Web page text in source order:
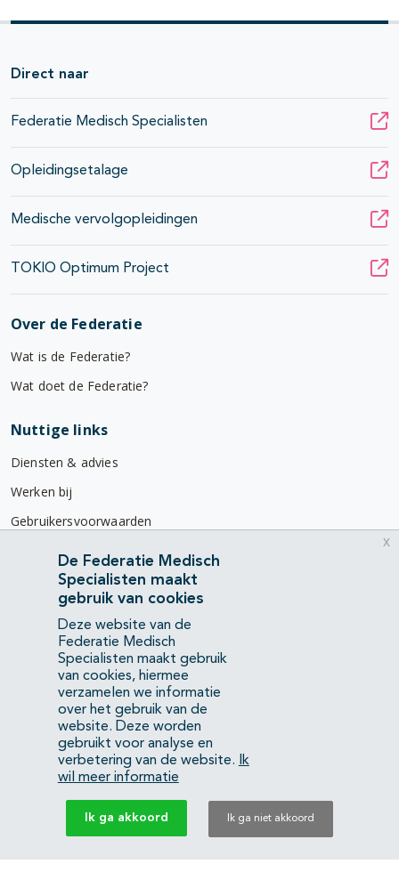
Direct naar
Federatie Medisch Specialisten
Opleidingsetalage
Medische vervolgopleidingen
TOKIO Optimum Project
Over de Federatie
Wat is de Federatie?
Wat doet de Federatie?
Nuttige links
Diensten & advies
Werken bij
Gebruikersvoorwaarden
Privacyverklaring
Contact
Mercatorlaan 1200
3528 BL Utrecht
(088) 505 34 34
info@richtlijnendatabase.nl
YouTubeLinkedIn
KvK Federatie Medisch Specialisten:40483480
Privacyverklaring
De Federatie Medisch
Specialisten maakt
gebruik van cookies
Deze website van de
Federatie Medisch
Specialisten maakt gebruik
van cookies, hiermee
verzamelen we informatie
over het gebruik van de
website. Deze worden
gebruikt voor analyse en
verbetering van de website.
Ik
wil meer informatie
Ik ga akkoord Ik ga niet akkoord
x